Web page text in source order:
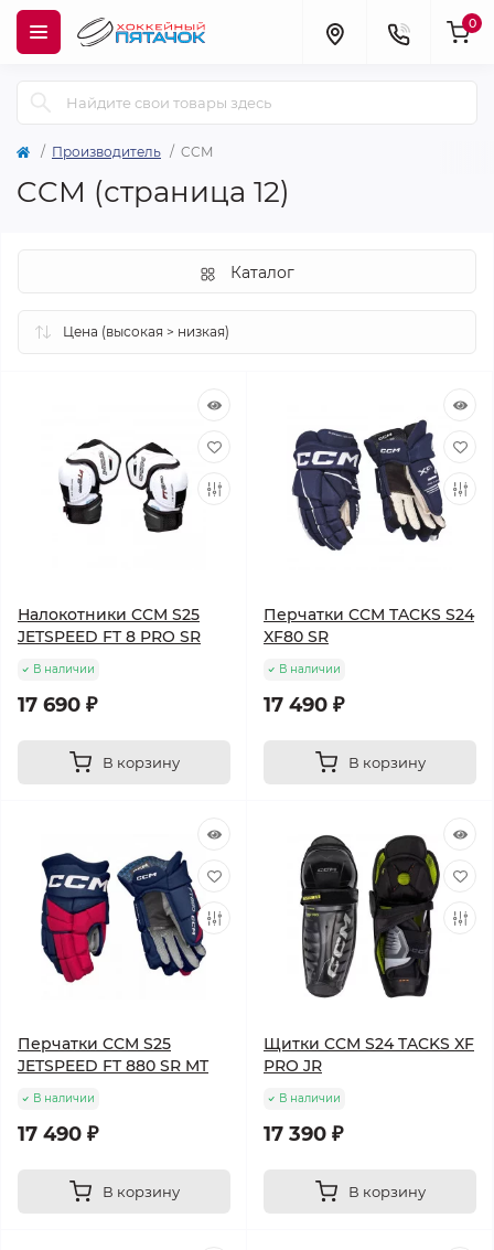
0
Производитель CCM
CCM (страница 12)
Каталог
Налокотники CCM S25
JETSPEED FT 8 PRO SR
В наличии
17 690 ₽
В корзину
Перчатки CCM TACKS S24
XF80 SR
В наличии
17 490 ₽
В корзину
Перчатки CCM S25
JETSPEED FT 880 SR MT
В наличии
17 490 ₽
В корзину
Щитки CCM S24 TACKS XF
PRO JR
В наличии
17 390 ₽
В корзину